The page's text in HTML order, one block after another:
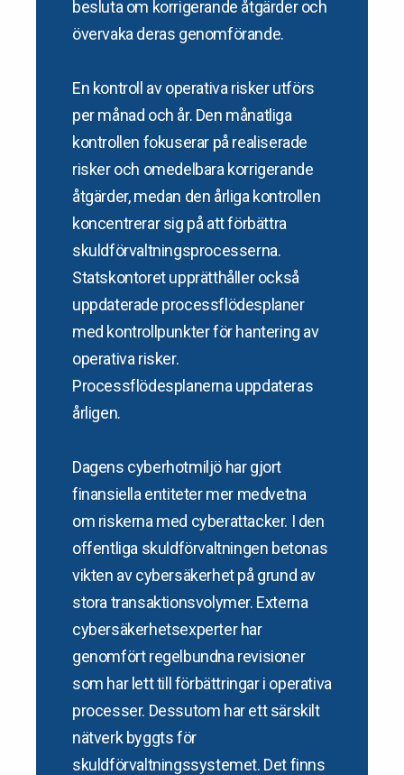
besluta om korrigerande åtgärder och
övervaka deras genomförande.
En kontroll av operativa risker utförs
per månad och år. Den månatliga
kontrollen fokuserar på realiserade
risker och omedelbara korrigerande
åtgärder, medan den årliga kontrollen
koncentrerar sig på att förbättra
skuldförvaltningsprocesserna.
Statskontoret upprätthåller också
uppdaterade processflödesplaner
med kontrollpunkter för hantering av
operativa risker.
Processflödesplanerna uppdateras
årligen.
Dagens cyberhotmiljö har gjort
finansiella entiteter mer medvetna
om riskerna med cyberattacker. I den
offentliga skuldförvaltningen betonas
vikten av cybersäkerhet på grund av
stora transaktionsvolymer. Externa
cybersäkerhetsexperter har
genomfört regelbundna revisioner
som har lett till förbättringar i operativa
processer. Dessutom har ett särskilt
nätverk byggts för
skuldförvaltningssystemet. Det finns